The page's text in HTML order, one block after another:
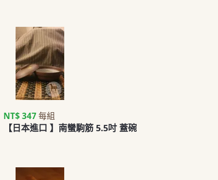
NT$ 347每組
【日本進口 】南蠻駒筋 5.5吋 蓋碗